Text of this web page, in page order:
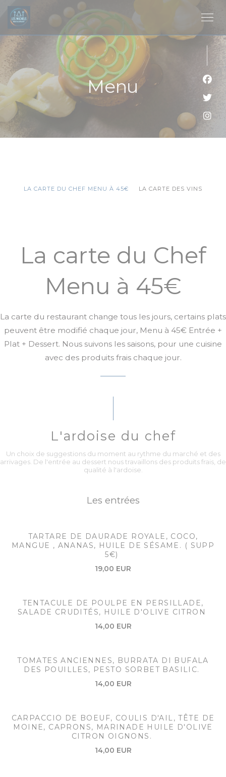
Personalizzazione delle tue scelte sui cookie
Menu
LA CARTE DU CHEF MENU À 45€ LA CARTE DES VINS
La carte du Chef
Menu à 45€
La carte du restaurant change tous les jours, certains plats
peuvent être modifié chaque jour, Menu à 45€ Entrée +
Plat + Dessert. Nous suivons les saisons, pour une cuisine
avec des produits frais chaque jour.
L'ardoise du chef
Un choix de suggestions du moment au rythme du marché et des
arrivages. De l'entrée au dessert nous travaillons des produits frais, de
qualité à l'ardoise.
Les entrées
TARTARE DE DAURADE ROYALE, COCO,
MANGUE , ANANAS, HUILE DE SÉSAME. ( SUPP
5€)
19,00 EUR
TENTACULE DE POULPE EN PERSILLADE,
SALADE CRUDITÉS, HUILE D'OLIVE CITRON
14,00 EUR
TOMATES ANCIENNES, BURRATA DI BUFALA
DES POUILLES, PESTO SORBET BASILIC.
14,00 EUR
CARPACCIO DE BOEUF, COULIS D'AIL, TÊTE DE
MOINE, CAPRONS, MARINADE HUILE D'OLIVE
CITRON OIGNONS.
14,00 EUR